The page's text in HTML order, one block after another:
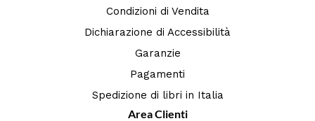
Condizioni di Vendita
Dichiarazione di Accessibilità
Garanzie
Pagamenti
Spedizione di libri in Italia
Area Clienti